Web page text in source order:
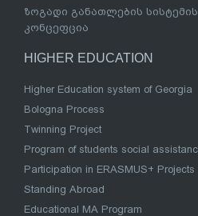
ზოგადი განათლების
კონცეფცია
HIGHER EDUCATION
Higher Education system of Georgia
Bologna Process
Twinning Project
Program of students social
Participation in ERASMUS+ Projects
Standing Abroad
Educational MA Program